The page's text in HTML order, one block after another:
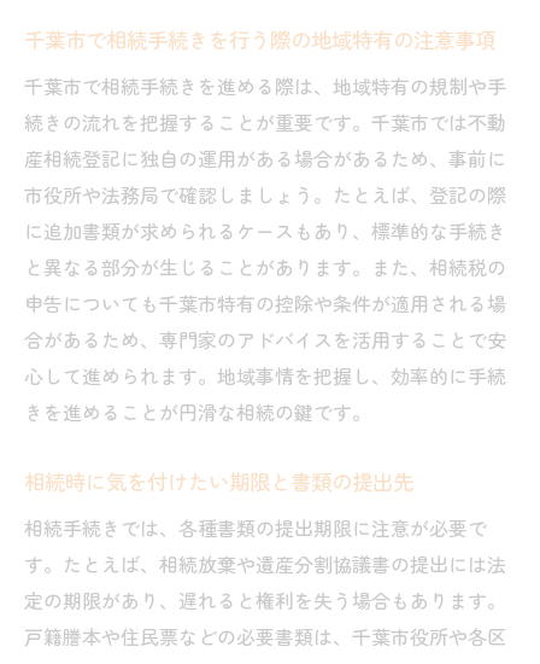
相続書類準備から手続き完了までの全体像
戸籍謄本や登記事項証明書の効率的な収集
法
家庭裁判所や法務局への提出手順を解説
専門家への相談がもたらす手続きの安心感
相続手続きを滞りなく進めるための工夫
手続き完了後の必要なアフターケアとは
千葉市で相続手続きを行う際の地域特有の注意事項
千葉市で相続手続きを進める際は、地域特有の規制や手
続きの流れを把握することが重要です。千葉市では不動
産相続登記に独自の運用がある場合があるため、事前に
市役所や法務局で確認しましょう。たとえば、登記の際
に追加書類が求められるケースもあり、標準的な手続き
と異なる部分が生じることがあります。また、相続税の
申告についても千葉市特有の控除や条件が適用される場
合があるため、専門家のアドバイスを活用することで安
心して進められます。地域事情を把握し、効率的に手続
きを進めることが円滑な相続の鍵です。
相続時に気を付けたい期限と書類の提出先
相続手続きでは、各種書類の提出期限に注意が必要で
す。たとえば、相続放棄や遺産分割協議書の提出には法
定の期限があり、遅れると権利を失う場合もあります。
戸籍謄本や住民票などの必要書類は、千葉市役所や各区